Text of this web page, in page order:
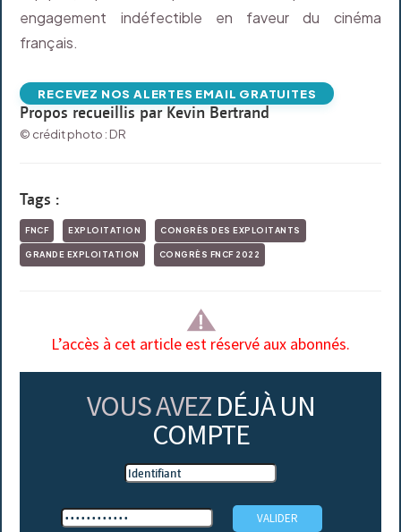
engagement indéfectible en faveur du cinéma
français.
RECEVEZ NOS ALERTES EMAIL GRATUITES
Propos recueillis par Kevin Bertrand
© crédit photo : DR
Tags :
FNCF EXPLOITATION CONGRÈS DES EXPLOITANTS
GRANDE EXPLOITATION CONGRÈS FNCF 2022
L’accès à cet article est réservé aux abonnés.
VOUS AVEZ DÉJÀ UN
COMPTE